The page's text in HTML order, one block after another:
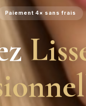
Paiement 4× sans frais